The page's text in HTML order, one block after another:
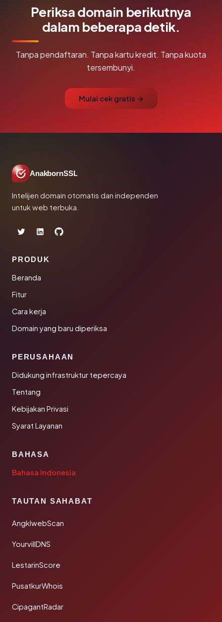
Periksa domain berikutnya
dalam beberapa detik.
Tanpa pendaftaran. Tanpa kartu kredit. Tanpa kuota
tersembunyi.
Mulai cek gratis →
AnakbornSSL
Intelijen domain otomatis dan independen
untuk web terbuka.
PRODUK
Beranda
Fitur
Cara kerja
Domain yang baru diperiksa
PERUSAHAAN
Didukung infrastruktur tepercaya
Tentang
Kebijakan Privasi
Syarat Layanan
BAHASA
Bahasa Indonesia
TAUTAN SAHABAT
AngklwebScan
YourvillDNS
LestarinScore
PusatkurWhois
CipagantRadar